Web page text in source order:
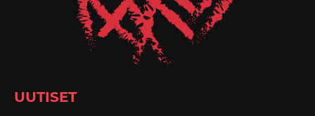
UUTISET